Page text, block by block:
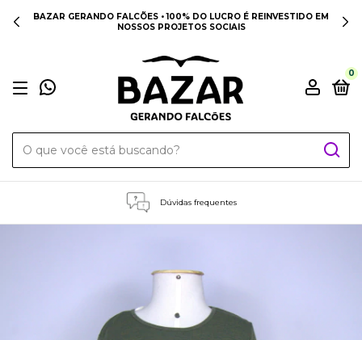
BAZAR GERANDO FALCÕES • 100% DO LUCRO É REINVESTIDO EM
NOSSOS PROJETOS SOCIAIS
0
Dúvidas frequentes